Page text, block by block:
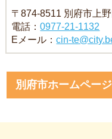
〒874-8511 別府市上
電話：0977-21-1132
Eメール：cin-
別府市ホームペー